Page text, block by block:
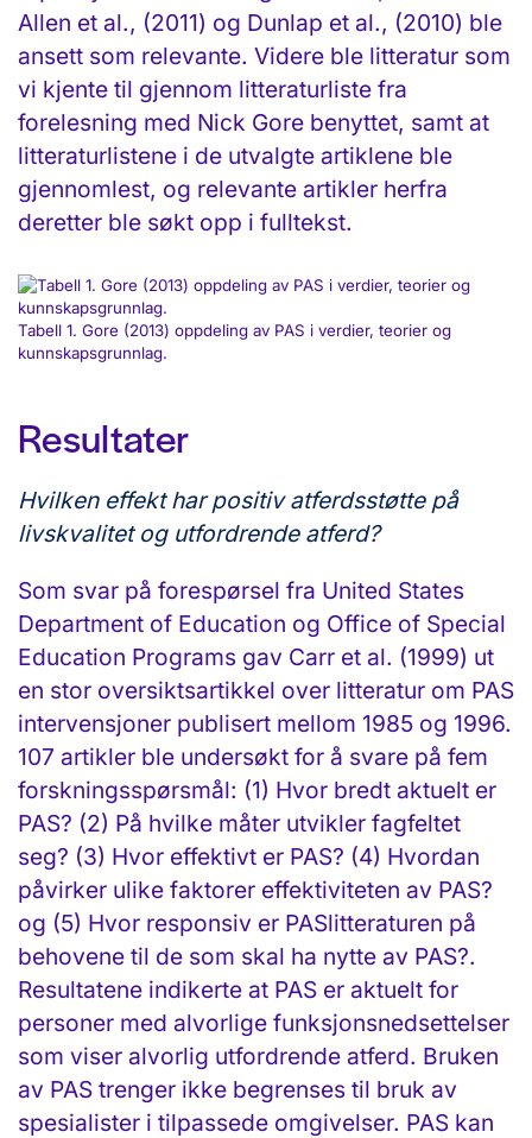
Allen et al., (2011) og Dunlap et al., (2010) ble
ansett som relevante. Videre ble litteratur som
vi kjente til gjennom litteraturliste fra
forelesning med Nick Gore benyttet, samt at
litteraturlistene i de utvalgte artiklene ble
gjennomlest, og relevante artikler herfra
deretter ble søkt opp i fulltekst.
Tabell 1. Gore (2013) oppdeling av PAS i verdier, teorier og
kunnskapsgrunnlag.
Resultater
Hvilken effekt har positiv atferdsstøtte på
livskvalitet og utfordrende atferd?
Som svar på forespørsel fra United States
Department of Education og Office of Special
Education Programs gav Carr et al. (1999) ut
en stor oversiktsartikkel over litteratur om PAS
intervensjoner publisert mellom 1985 og 1996.
107 artikler ble undersøkt for å svare på fem
forskningsspørsmål: (1) Hvor bredt aktuelt er
PAS? (2) På hvilke måter utvikler fagfeltet
seg? (3) Hvor effektivt er PAS? (4) Hvordan
påvirker ulike faktorer effektiviteten av PAS?
og (5) Hvor responsiv er PASlitteraturen på
behovene til de som skal ha nytte av PAS?.
Resultatene indikerte at PAS er aktuelt for
personer med alvorlige funksjonsnedsettelser
som viser alvorlig utfordrende atferd. Bruken
av PAS trenger ikke begrenses til bruk av
spesialister i tilpassede omgivelser. PAS kan